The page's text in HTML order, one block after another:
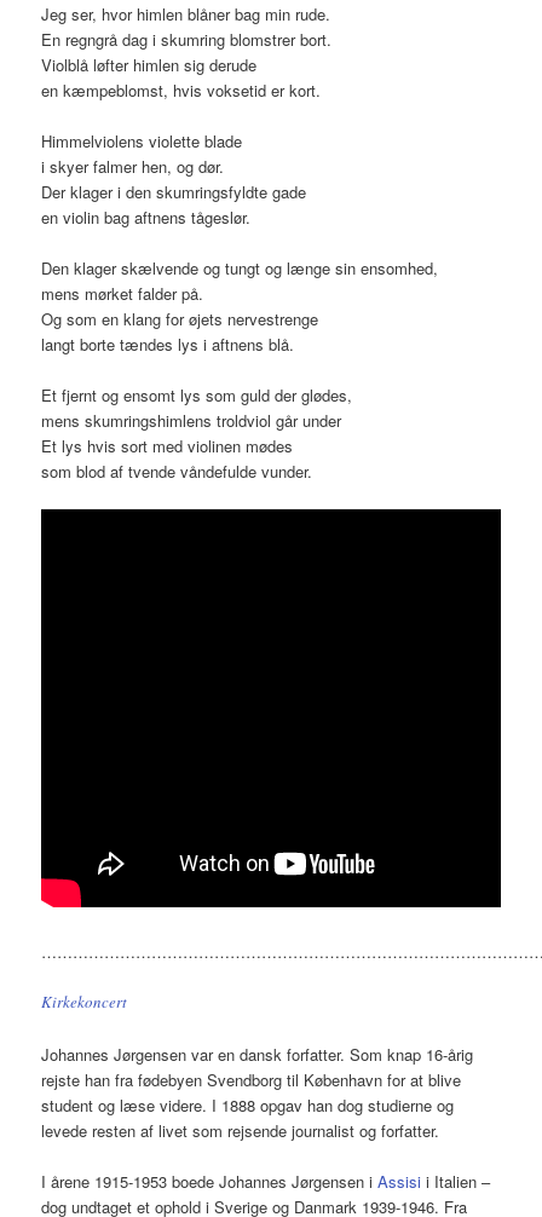
Jeg ser, hvor himlen blåner bag min rude.
En regngrå dag i skumring blomstrer bort.
Violblå løfter himlen sig derude
en kæmpeblomst, hvis voksetid er kort.
Himmelviolens violette blade
i skyer falmer hen, og dør.
Der klager i den skumringsfyldte gade
en violin bag aftnens tågeslør.
Den klager skælvende og tungt og længe sin ensomhed,
mens mørket falder på.
Og som en klang for øjets nervestrenge
langt borte tændes lys i aftnens blå.
Et fjernt og ensomt lys som guld der glødes,
mens skumringshimlens troldviol går under
Et lys hvis sort med violinen mødes
som blod af tvende våndefulde vunder.
Kirkekoncert
Johannes Jørgensen var en dansk forfatter. Som knap 16-årig
rejste han fra fødebyen Svendborg til København for at blive
student og læse videre. I 1888 opgav han dog studierne og
levede resten af livet som rejsende journalist og forfatter.
I årene 1915-1953 boede Johannes Jørgensen iAssisi i Italien –
dog undtaget et ophold i Sverige og Danmark 1939-1946. Fra